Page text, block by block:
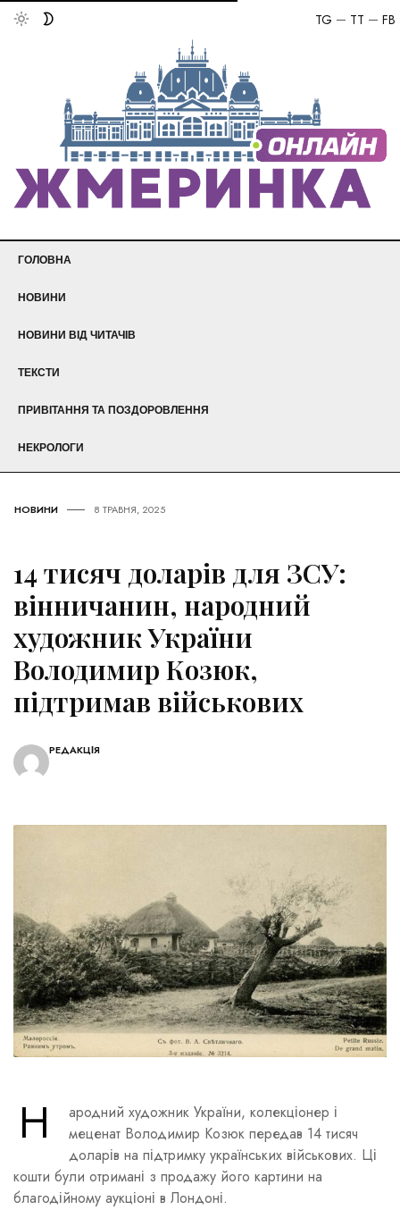
FB
TT
TG
ГОЛОВНА
НОВИНИ
НОВИНИ ВІД ЧИТАЧІВ
ТЕКСТИ
ПРИВІТАННЯ ТА ПОЗДОРОВЛЕННЯ
НЕКРОЛОГИ
НОВИНИ 8 ТРАВНЯ, 2025
14 тисяч доларів для ЗСУ:
вінничанин, народний
художник України
Володимир Козюк,
підтримав військових
РЕДАКЦІЯ
Н
ародний художник України, колекціонер і
меценат Володимир Козюк передав 14 тисяч
доларів на підтримку українських військових. Ці
кошти були отримані з продажу його картини на
благодійному аукціоні в Лондоні.